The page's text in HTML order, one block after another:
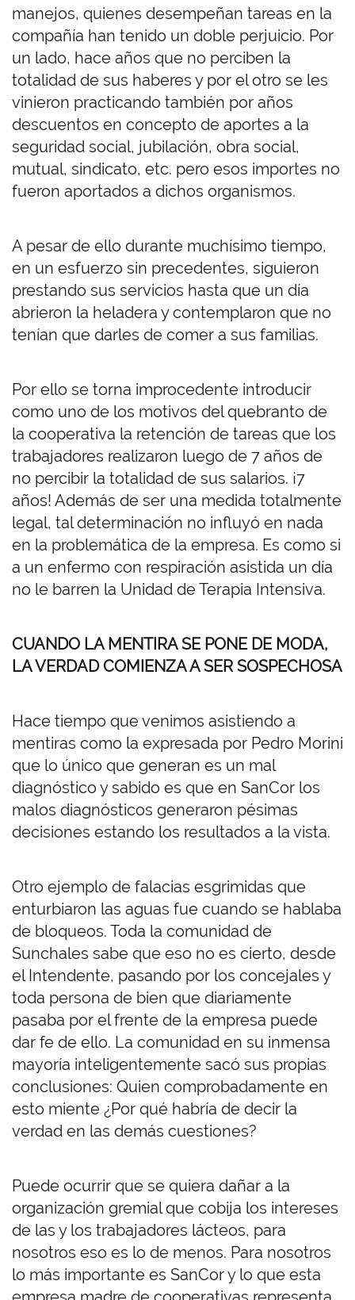
manejos, quienes desempeñan tareas en la
compañía han tenido un doble perjuicio. Por
un lado, hace años que no perciben la
totalidad de sus haberes y por el otro se les
vinieron practicando también por años
descuentos en concepto de aportes a la
seguridad social, jubilación, obra social,
mutual, sindicato, etc. pero esos importes no
fueron aportados a dichos organismos.
A pesar de ello durante muchísimo tiempo,
en un esfuerzo sin precedentes, siguieron
prestando sus servicios hasta que un día
abrieron la heladera y contemplaron que no
tenían que darles de comer a sus familias.
Por ello se torna improcedente introducir
como uno de los motivos del quebranto de
la cooperativa la retención de tareas que los
trabajadores realizaron luego de 7 años de
no percibir la totalidad de sus salarios. ¡7
años! Además de ser una medida totalmente
legal, tal determinación no influyó en nada
en la problemática de la empresa. Es como si
a un enfermo con respiración asistida un día
no le barren la Unidad de Terapia Intensiva.
CUANDO LA MENTIRA SE PONE DE MODA,
LA VERDAD COMIENZA A SER SOSPECHOSA
Hace tiempo que venimos asistiendo a
mentiras como la expresada por Pedro Morini
que lo único que generan es un mal
diagnóstico y sabido es que en SanCor los
malos diagnósticos generaron pésimas
decisiones estando los resultados a la vista.
Otro ejemplo de falacias esgrimidas que
enturbiaron las aguas fue cuando se hablaba
de bloqueos. Toda la comunidad de
Sunchales sabe que eso no es cierto, desde
el Intendente, pasando por los concejales y
toda persona de bien que diariamente
pasaba por el frente de la empresa puede
dar fe de ello. La comunidad en su inmensa
mayoría inteligentemente sacó sus propias
conclusiones: Quien comprobadamente en
esto miente ¿Por qué habría de decir la
verdad en las demás cuestiones?
Puede ocurrir que se quiera dañar a la
organización gremial que cobija los intereses
de las y los trabajadores lácteos, para
nosotros eso es lo de menos. Para nosotros
lo más importante es SanCor y lo que esta